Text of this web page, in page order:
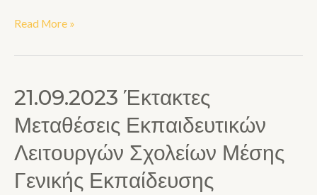
Read More »
21.09.2023 Έκτακτες
Μεταθέσεις Εκπαιδευτικών
Λειτουργών Σχολείων Μέσης
Γενικής Εκπαίδευσης